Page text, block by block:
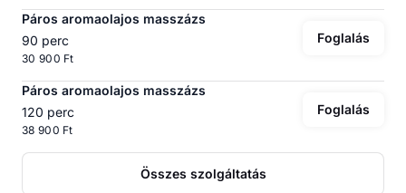
Páros aromaolajos masszázs
90 perc
30 900 Ft
Foglalás
Páros aromaolajos masszázs
120 perc
38 900 Ft
Foglalás
Összes szolgáltatás